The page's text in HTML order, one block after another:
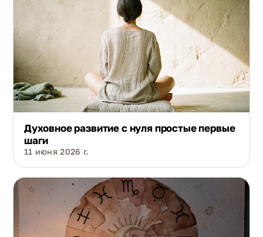
Духовное развитие с нуля простые первые
шаги
11 июня 2026 г.